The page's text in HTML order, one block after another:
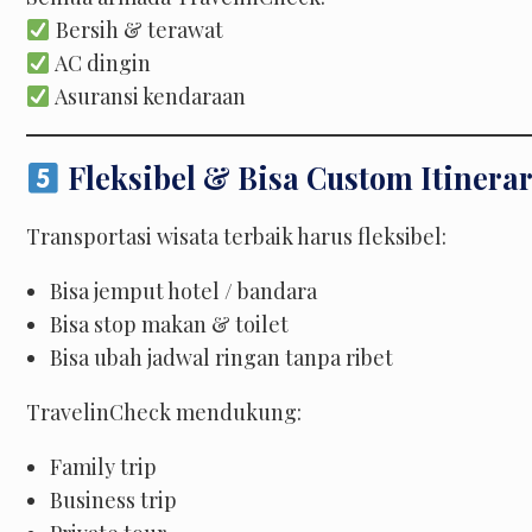
Bersih & terawat
AC dingin
Asuransi kendaraan
Fleksibel & Bisa Custom
Transportasi wisata terbaik harus fleksibel:
Bisa jemput hotel / bandara
Bisa stop makan & toilet
Bisa ubah jadwal ringan tanpa ribet
TravelinCheck mendukung:
Family trip
Business trip